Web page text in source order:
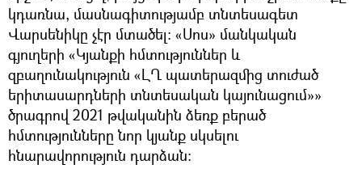
կդառնա, մասնագիտությամբ տնտեսագետ
Վարսենիկը չէր մտածել։ «Սոս» մանկական
գյուղերի «Կյանքի հմտություններ և
զբաղունակություն «ԼՂ պատերազմից տուժած
երիտասարդների տնտեսական կայունացում»»
ծրագրով 2021 թվականին ձեռք բերած
հմտությունները նոր կյանք սկսելու
հնարավորություն դարձան։